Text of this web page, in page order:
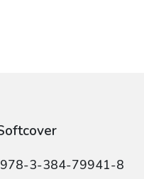
978-3-384-79941-8